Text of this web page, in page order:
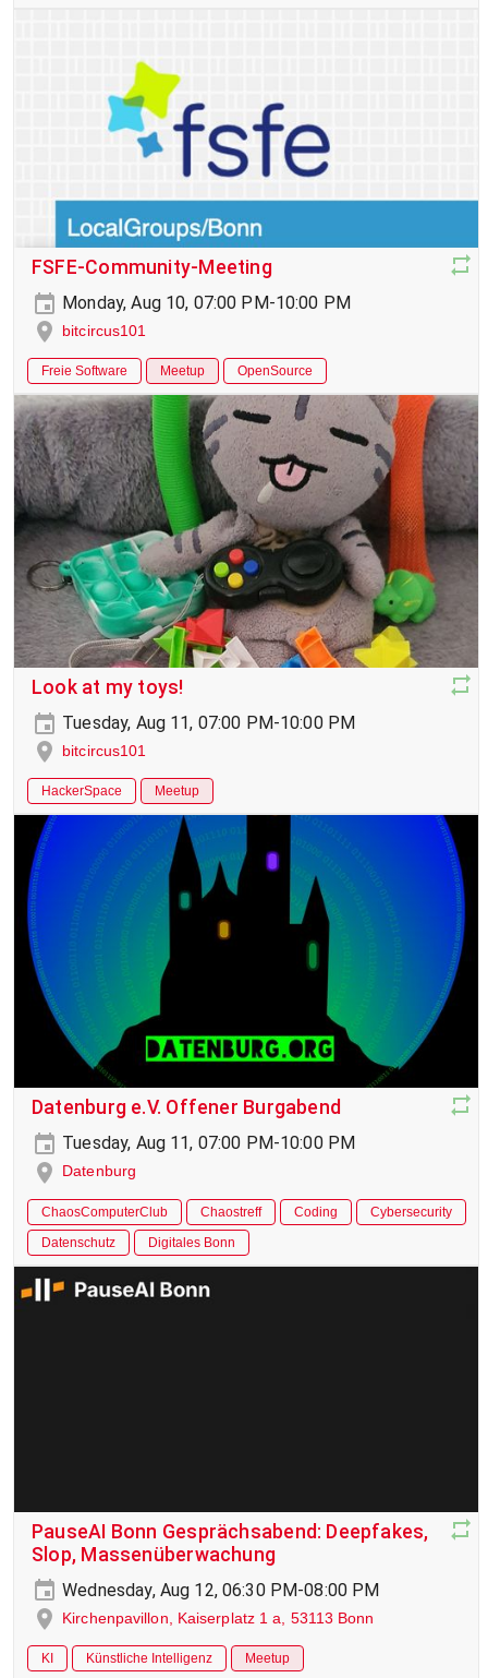
FSFE-Community-Meeting
Monday, Aug 10, 07:00 PM-10:00 PM
bitcircus101
Freie Software Meetup OpenSource
Look at my toys!
Tuesday, Aug 11, 07:00 PM-10:00 PM
bitcircus101
HackerSpace Meetup
Datenburg e.V. Offener Burgabend
Tuesday, Aug 11, 07:00 PM-10:00 PM
Datenburg
ChaosComputerClub Chaostreff Coding
Cybersecurity
Datenschutz
Digitales Bonn
PauseAI Bonn Gesprächsabend: Deepfakes,
Slop, Massenüberwachung
Wednesday, Aug 12, 06:30 PM-08:00 PM
Kirchenpavillon, Kaiserplatz 1 a, 53113 Bonn
KI Künstliche Intelligenz Meetup